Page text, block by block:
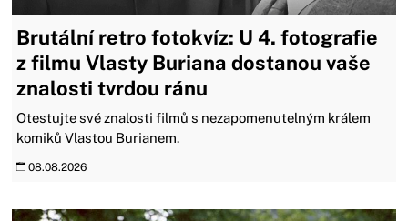
Brutální retro fotokvíz: U 4. fotografie
z filmu Vlasty Buriana dostanou vaše
znalosti tvrdou ránu
Otestujte své znalosti filmů s nezapomenutelným králem
komiků Vlastou Burianem.
08.08.2026